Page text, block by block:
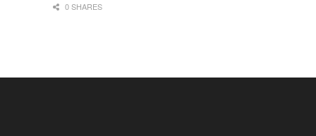
0 SHARES